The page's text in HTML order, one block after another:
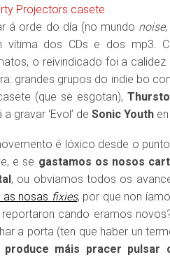
á orde do día (no mundo noise
vítima dos CDs e dos mp3.
o reivindicado foi a calidez
grandes grupos do indie bo
(que se esgotan),
a gravar ‘Evol’ de Sonic Youth
é lóxico desde o
e se gastamos os nosos
, ou obviamos todos os
as nosas fixies, por que non
reportaron cando eramos
a porta (ten que haber un
produce máis pracer pulsar